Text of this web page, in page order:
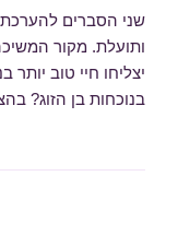
שני הסברים להערכת
ותועלת. מקור
יצליחו חיי טוב יותר
בנוכחות בן הזוג?